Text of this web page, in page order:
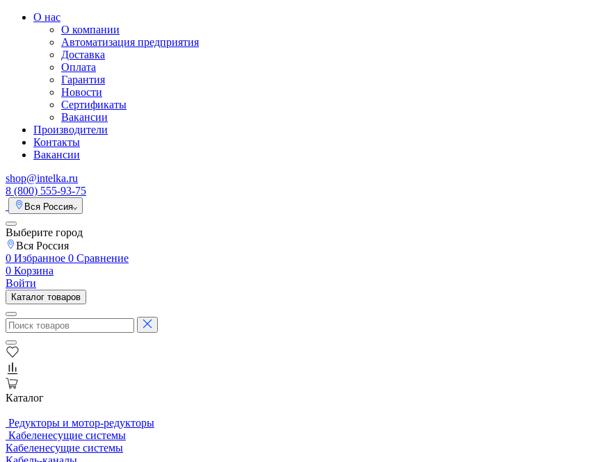
О нас
О компании
Автоматизация предприятия
Доставка
Оплата
Гарантия
Новости
Сертификаты
Вакансии
Производители
Контакты
Вакансии
shop@intelka.ru
8 (800) 555-93-75
Вся Россия
Выберите город
Вся Россия
0 Избранное 0 Сравнение
0 Корзина
Войти
Каталог товаров
Каталог
Редукторы и мотор-редукторы
Кабеленесущие системы
Кабеленесущие системы